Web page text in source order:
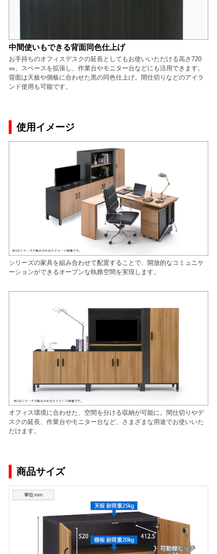
中間使いもできる背面同色仕上げ
お手持ちのオフィスデスクの延長としてもお使いいただける高さ720
㎜。スペースを拡張し、作業台やモニター台などにも活用できます。
背面は天板や側板に合わせた黒の同色仕上げ。間仕切りなどのアイラ
ンド使用も可能です。
使用イメージ
シリーズの家具を組み合わせて配置することで、開放的なコミュニケ
ーションができるオープンな執務空間を実現します。
オフィス環境に合わせた、空間を分ける収納が可能に。間仕切りやデ
スクの延長、作業台やモニター台など、さまざまな用途でお使いいた
だけます。
商品サイズ